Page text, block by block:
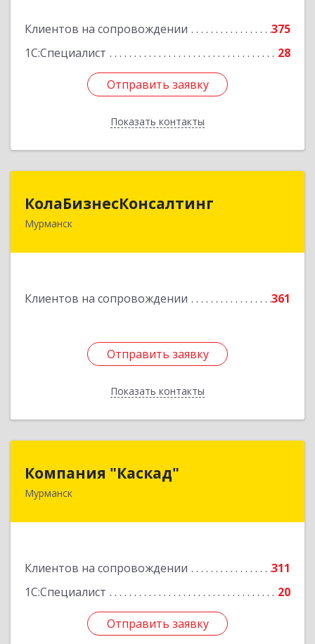
Клиентов на сопровождении
375
1С:Специалист
28
Отправить заявку
Показать контакты
Отправить заявку
Назад
КолаБизнесКонсалтинг
Мурманск
Клиентов на сопровождении 361
Отправить заявку
Показать контакты
Отправить заявку
Назад
Компания "Каскад"
Мурманск
Клиентов на сопровождении
311
1С:Специалист
20
Отправить заявку
183038, Мурманская обл, Мурманск г, Бабикова
Отправить заявку